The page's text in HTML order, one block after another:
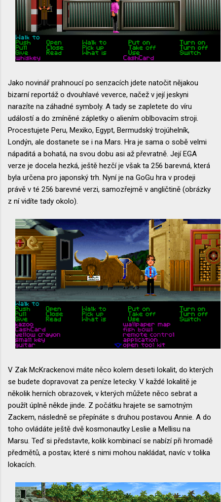
Jako novinář prahnoucí po senzacích jdete natočit nějakou
bizarní reportáž o dvouhlavé veverce, načež v její jeskyni
narazíte na záhadné symboly. A tady se zapletete do víru
událostí a do zmíněné zápletky o aliením oblbovacím stroji.
Procestujete Peru, Mexiko, Egypt, Bermudský trojúhelník,
Londýn, ale dostanete se i na Mars. Hra je sama o sobě velmi
nápaditá a bohatá, na svou dobu asi až převratně. Její EGA
verze je docela hezká, ještě hezčí je však ta 256 barevná, která
byla určena pro japonský trh. Nyní je na GoGu hra v prodeji
právě v té 256 barevné verzi, samozřejmě v angličtině (obrázky
z ní vidíte tady okolo).
V Zak McKrackenovi máte něco kolem deseti lokalit, do kterých
se budete dopravovat za peníze letecky. V každé lokalitě je
několik herních obrazovek, v kterých můžete něco sebrat a
použít úplně někde jinde. Z počátku hrajete se samotným
Zackem, následně se přepínáte s druhou postavou Annie. A do
toho ovládáte ještě dvě kosmonautky Leslie a Mellisu na
Marsu. Teď si představte, kolik kombinací se nabízí při hromadě
předmětů, a postav, které s nimi mohou nakládat, navíc v tolika
lokacích.